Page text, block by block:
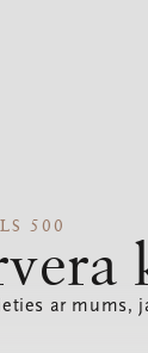
500
ar mums,